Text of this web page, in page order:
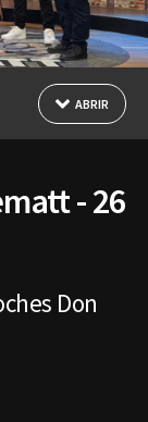
ABRIR
- 26
Don